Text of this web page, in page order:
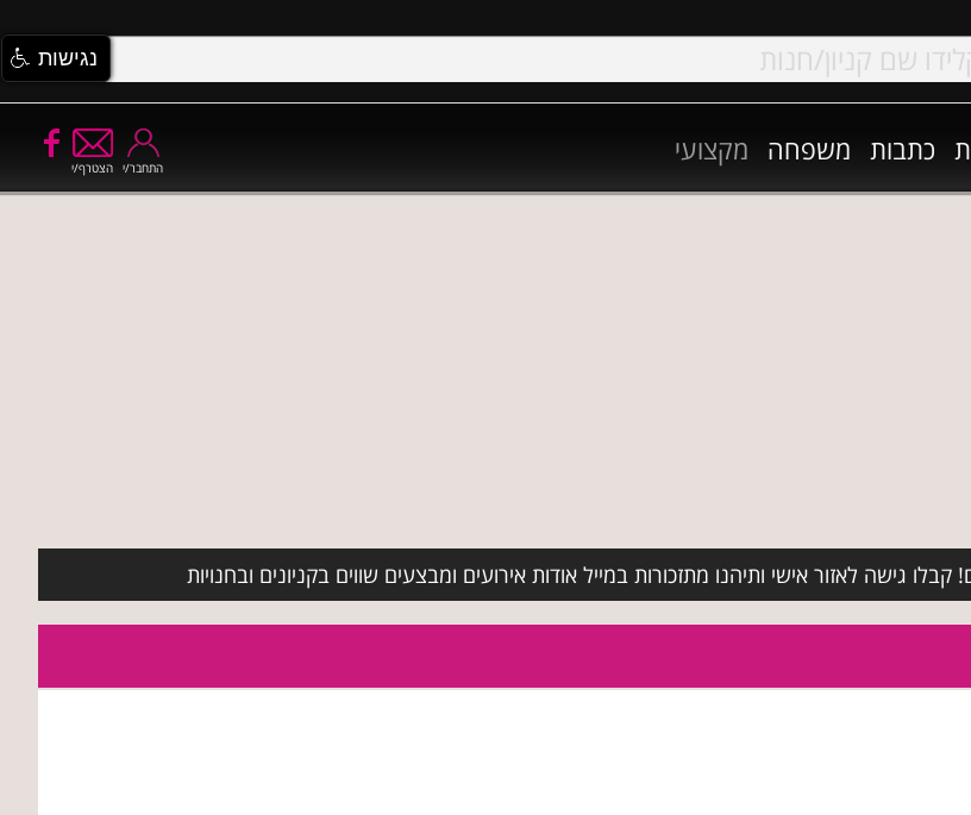
כתבות משפחה מקצועי
הצטרף/י התחבר/י
גישה לאזור אישי ותיהנו מתזכורות במייל אודות אירועים ומבצעים שווים בקניונים ובחנויות
נגישות